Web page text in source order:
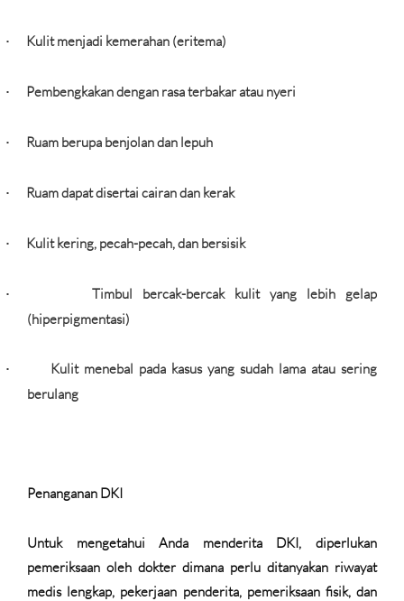
· Kulit menjadi kemerahan (eritema)
· Pembengkakan dengan rasa terbakar atau nyeri
· Ruam berupa benjolan dan lepuh
· Ruam dapat disertai cairan dan kerak
· Kulit kering, pecah-pecah, dan bersisik
·
Timbul bercak-bercak kulit yang lebih gelap
(hiperpigmentasi)
·
Kulit menebal pada kasus yang sudah lama atau sering
berulang
Penanganan DKI
Untuk mengetahui Anda menderita DKI, diperlukan
pemeriksaan oleh dokter dimana perlu ditanyakan riwayat
medis lengkap, pekerjaan penderita, pemeriksaan fisik, dan